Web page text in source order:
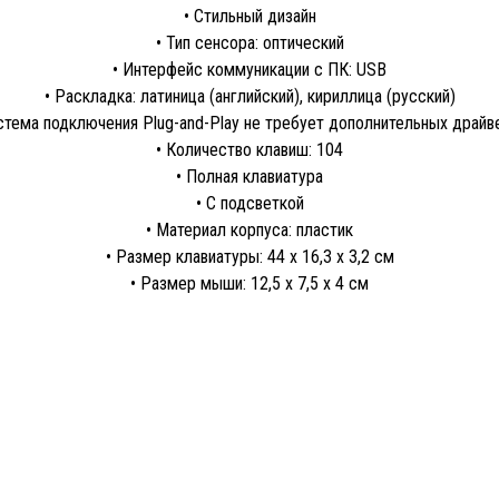
• Стильный дизайн
• Тип сенсора: оптический
• Интерфейс коммуникации с ПК: USB
• Раскладка: латиница (английский), кириллица (русский)
подключения Plug-and-Play не требует дополнительных
• Количество клавиш: 104
• Полная клавиатура
• С подсветкой
• Материал корпуса: пластик
• Размер клавиатуры: 44 x 16,3 x 3,2 см
• Размер мыши: 12,5 x 7,5 x 4 см